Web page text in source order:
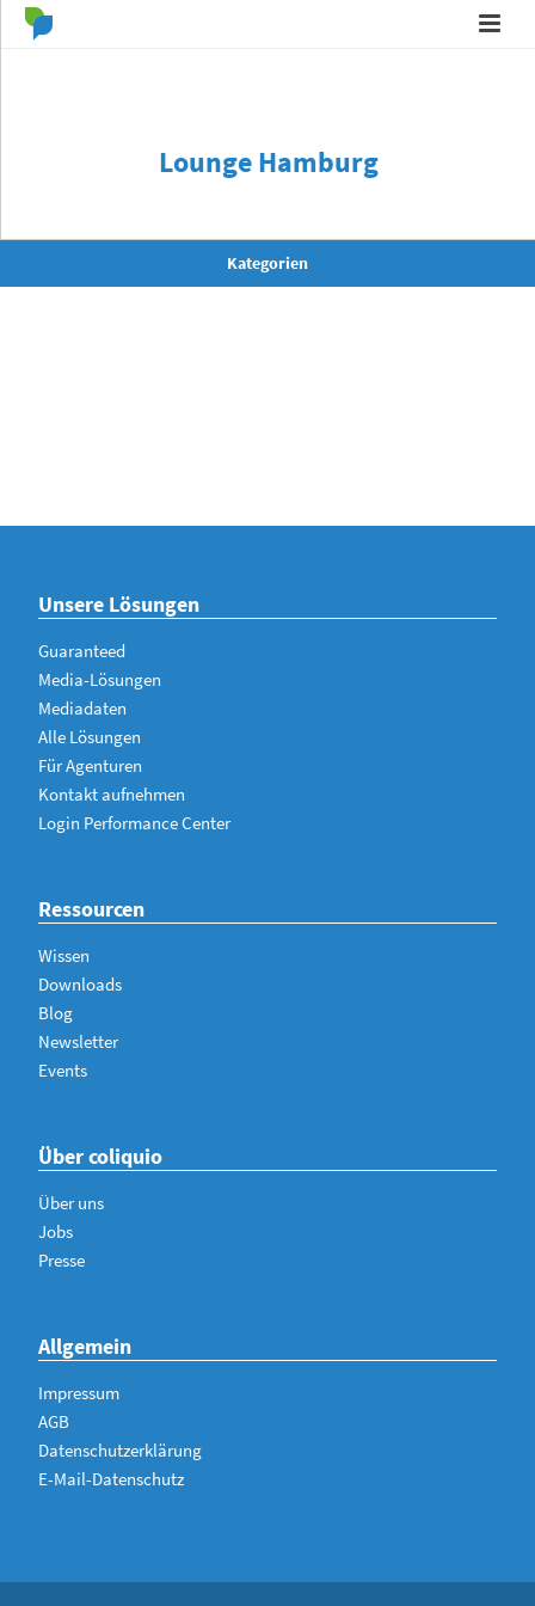
Lounge Hamburg
Kategorien
Unsere Lösungen
Guaranteed
Media-Lösungen
Mediadaten
Alle Lösungen
Für Agenturen
Kontakt aufnehmen
Login Performance Center
Ressourcen
Wissen
Downloads
Blog
Newsletter
Events
Über coliquio
Über uns
Jobs
Presse
Allgemein
Impressum
AGB
Datenschutzerklärung
E-Mail-Datenschutz